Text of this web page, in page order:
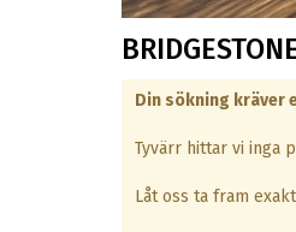
Din sökning kräver
Tyvärr hittar vi inga
Låt oss ta fram